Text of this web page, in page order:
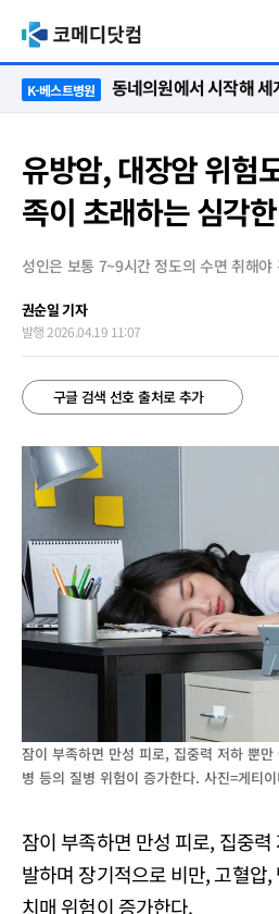
K-베스트병원
유방암, 대장암 위험
족이 초래하는 심각
성인은 보통 7~9시간 정도의 수면 취해야
권순일 기자
발행 2026.04.19 11:07
구글 검색 선호 출처로 추가
잠이 부족하면 만성 피로, 집중력 저하 뿐
병 등의 질병 위험이 증가한다. 사진=게티
잠이 부족하면 만성 피로, 집중
발하며 장기적으로 비만, 고혈압
치매 위험이 증가한다.